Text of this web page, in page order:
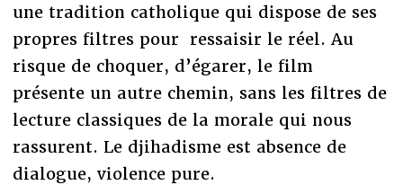
une tradition catholique qui dispose de ses
propres filtres pour ressaisir le réel. Au
risque de choquer, d’égarer, le film
présente un autre chemin, sans les filtres de
lecture classiques de la morale qui nous
rassurent. Le djihadisme est absence de
dialogue, violence pure.